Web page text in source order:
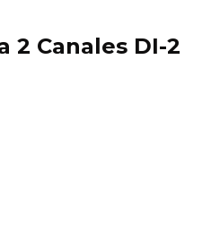
2 Canales DI-2